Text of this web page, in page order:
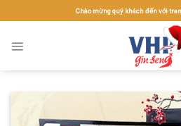
to
Chào mừng quý khách đến với